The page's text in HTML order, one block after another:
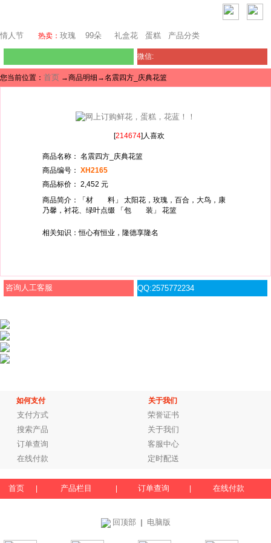
情人节 热卖： 玫瑰 99朵 礼盒花 蛋糕 产品分类
微信:
您当前位置： 首页 →商品明细→名震四方_庆典花篮
[214674]人喜欢
商品名称： 名震四方_庆典花篮
商品编号： XH2165
商品标价： 2,452 元
商品简介：「材 料」 太阳花，玫瑰，百合，大鸟，康
乃馨，衬花、绿叶点缀 「包 装」 花篮
相关知识：恒心有恒业，隆德享隆名
咨询人工客服 QQ:2575772234
如何支付 关于我们
支付方式
荣誉证书
搜索产品
关于我们
订单查询
客服中心
在线付款
定时配送
首页 产品栏目 订单查询 在线付款
回顶部 电脑版